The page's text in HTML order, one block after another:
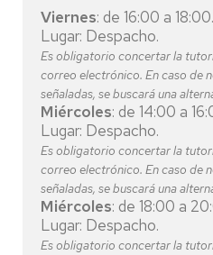
Viernes: de 16:00 a 18:00.
Lugar: Despacho.
Es obligatorio concertar la
correo electrónico. En caso de
señaladas, se buscará una
Miércoles: de 14:00 a
Lugar: Despacho.
Es obligatorio concertar la
correo electrónico. En caso de
señaladas, se buscará una
Miércoles: de 18:00 a
Lugar: Despacho.
Es obligatorio concertar la